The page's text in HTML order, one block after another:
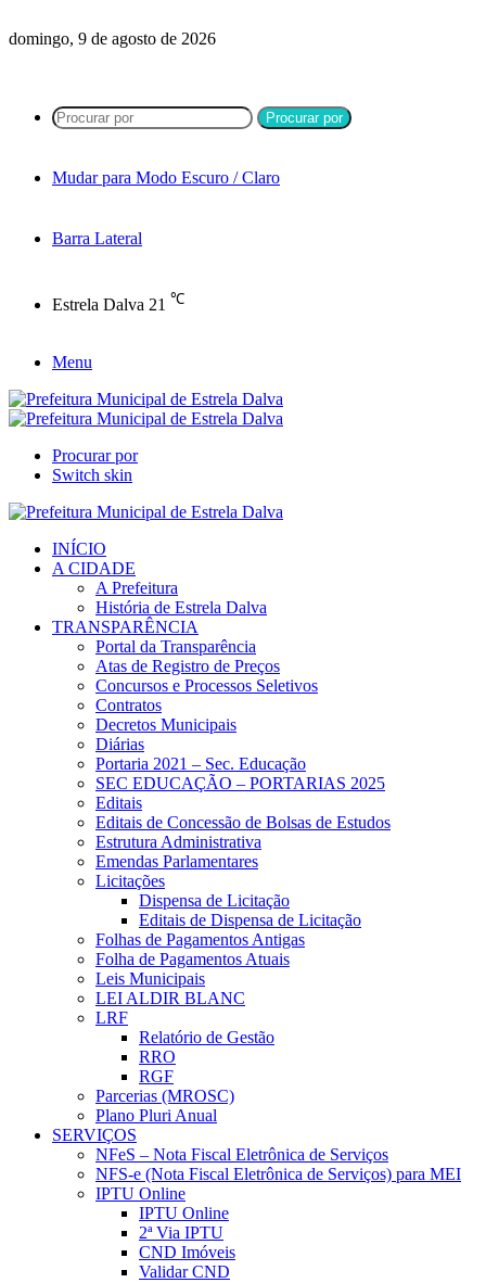
domingo, 9 de agosto de 2026
Procurar por
Mudar para Modo Escuro / Claro
Barra Lateral
Estrela Dalva 21 ℃
Menu
Procurar por
Switch skin
INÍCIO
A CIDADE
A Prefeitura
História de Estrela Dalva
TRANSPARÊNCIA
Portal da Transparência
Atas de Registro de Preços
Concursos e Processos Seletivos
Contratos
Decretos Municipais
Diárias
Portaria 2021 – Sec. Educação
SEC EDUCAÇÃO – PORTARIAS 2025
Editais
Editais de Concessão de Bolsas de Estudos
Estrutura Administrativa
Emendas Parlamentares
Licitações
Dispensa de Licitação
Editais de Dispensa de Licitação
Folhas de Pagamentos Antigas
Folha de Pagamentos Atuais
Leis Municipais
LEI ALDIR BLANC
LRF
Relatório de Gestão
RRO
RGF
Parcerias (MROSC)
Plano Pluri Anual
SERVIÇOS
NFeS – Nota Fiscal Eletrônica de Serviços
NFS-e (Nota Fiscal Eletrônica de Serviços) para MEI
IPTU Online
IPTU Online
2ª Via IPTU
CND Imóveis
Validar CND